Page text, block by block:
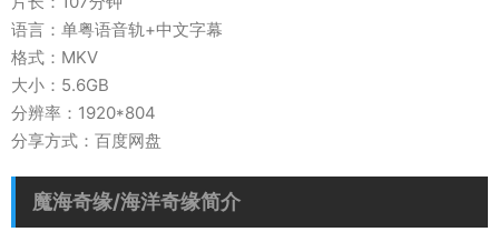
语言：单粤语音轨+中文字幕
格式：MKV
大小：5.6GB
分辨率：1920*804
分享方式：百度网盘
魔海奇缘/海洋奇缘简介